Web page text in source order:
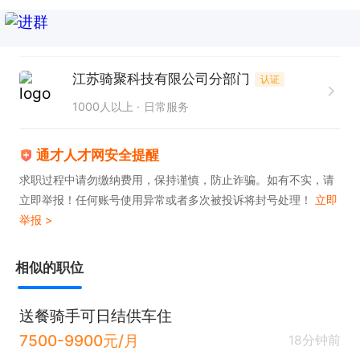
【工作时间】早高峰7点到中午12点，晚高峰4点到晚
【关于住宿】4-6人间上下铺住宿环境，室内有空
调，洗衣机
池，提供头盔、衣服、餐箱等装备分享【配送区域】
以骑手附近商家为中心方圆3-5公里离配送
电话。联系时请说在通才人才网上看到的！
江苏骑聚科技有限公司分部门 认证
1000人以上 日常服务
通才人才网安全提醒
求职过程中请勿缴纳费用，保持谨慎，防止诈骗。如有不实，请
立即举报！任何账号使用异常或者多次被投诉将封号处理！ 立即
举报 >
相似的职位
送餐骑手可日结供车住
7500-9900元/月
18分钟前